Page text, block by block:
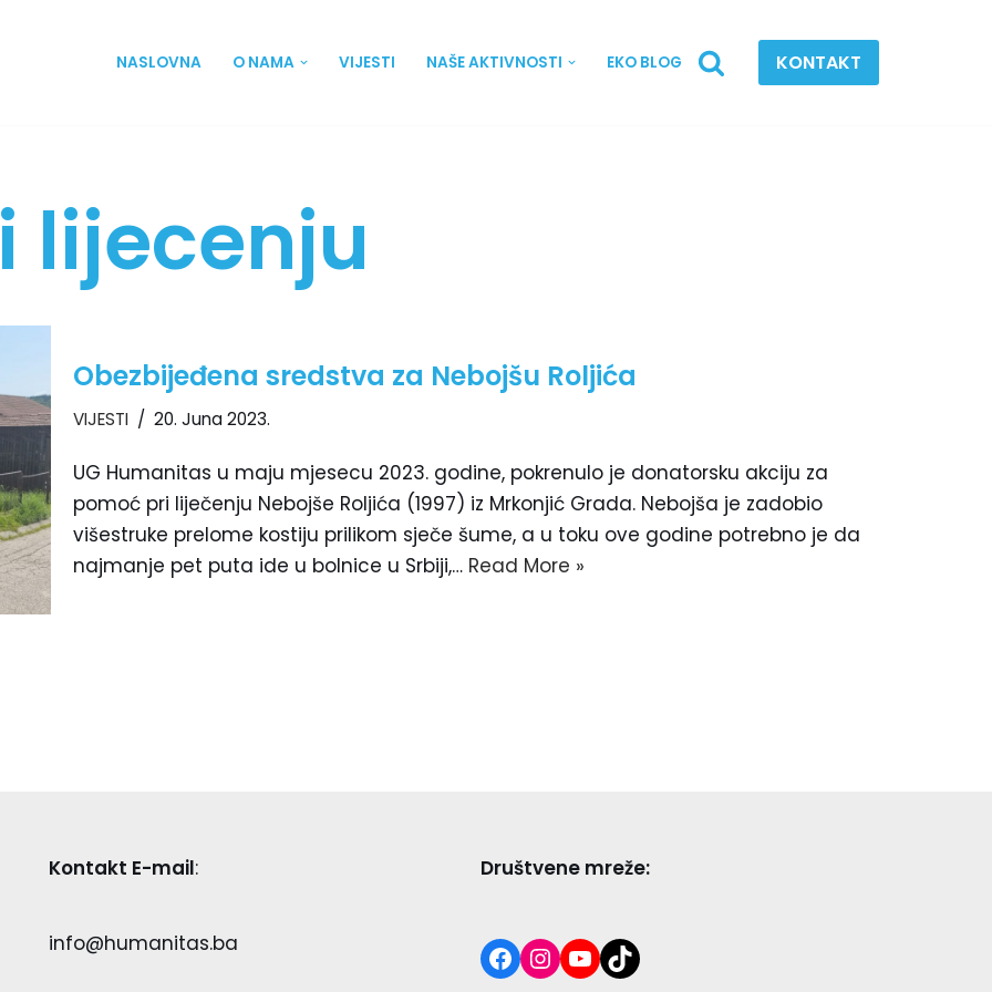
NASLOVNA O NAMA VIJESTI NAŠE AKTIVNOSTI EKO BLOG KONTAKT
lijecenju
Obezbijeđena sredstva za Nebojšu Roljića
VIJESTI 20. Juna 2023.
UG Humanitas u maju mjesecu 2023. godine, pokrenulo je donatorsku akciju za
pomoć pri liječenju Nebojše Roljića (1997) iz Mrkonjić Grada. Nebojša je zadobio
višestruke prelome kostiju prilikom sječe šume, a u toku ove godine potrebno je da
najmanje pet puta ide u bolnice u Srbiji,… Read More »
Kontakt E-mail:
info@humanitas.ba
Društvene mreže: